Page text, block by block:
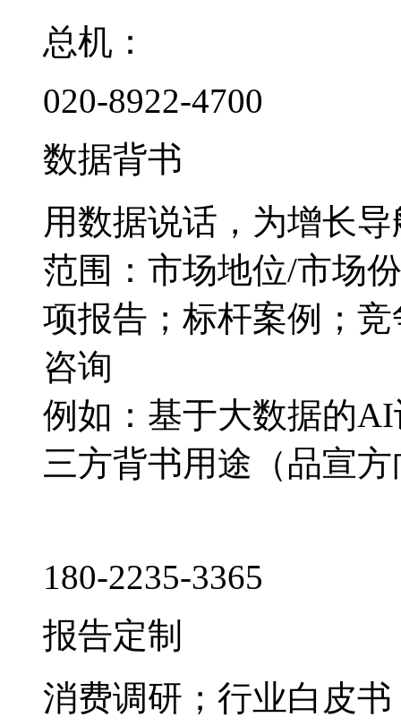
总机：
020-8922-4700
数据背书
用数据说话，为增长导
范围：市场地位/市场
项报告；标杆案例；
咨询
例如：基于大数据的
三方背书用途（品宣
180-2235-3365
报告定制
消费调研；行业白皮